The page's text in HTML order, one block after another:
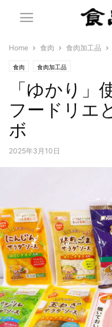
Home 食肉 食肉加工品
食肉 食肉加工品
「ゆかり」
フードリエ
ボ
2025年3月10日